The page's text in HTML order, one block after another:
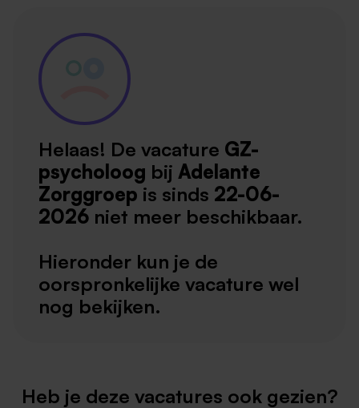
Helaas! De vacature GZ-
psycholoog bij Adelante
Zorggroep is sinds 22-06-
2026 niet meer beschikbaar.
Hieronder kun je de
oorspronkelijke vacature wel
nog bekijken.
Heb je deze vacatures ook gezien?